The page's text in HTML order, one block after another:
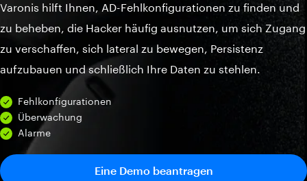
Varonis hilft Ihnen, AD-Fehlkonfigurationen zu finden und
zu beheben, die Hacker häufig ausnutzen, um sich Zugang
zu verschaffen, sich lateral zu bewegen, Persistenz
aufzubauen und schließlich Ihre Daten zu stehlen.
Fehlkonfigurationen
Überwachung
Alarme
Eine Demo beantragen